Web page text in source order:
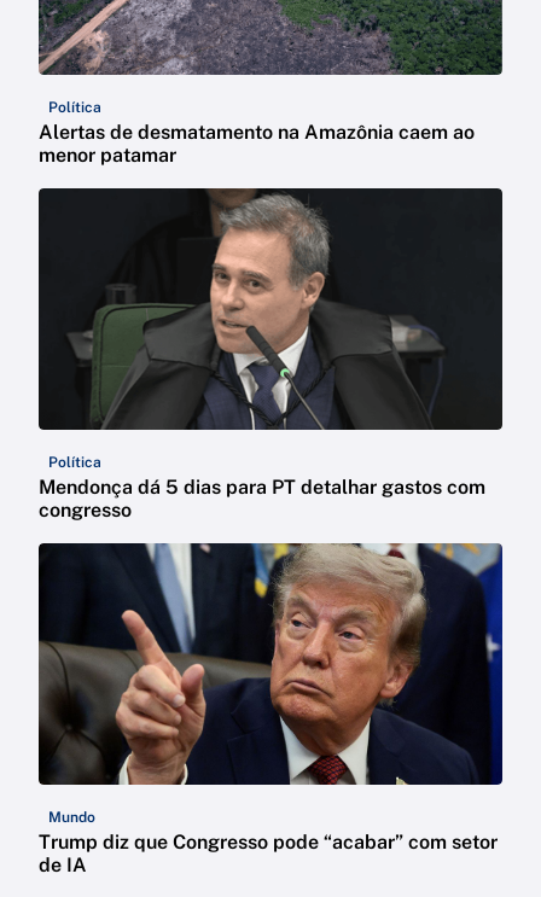
Política
Alertas de desmatamento na Amazônia caem ao
menor patamar
Política
Mendonça dá 5 dias para PT detalhar gastos com
congresso
Mundo
Trump diz que Congresso pode “acabar” com setor
de IA